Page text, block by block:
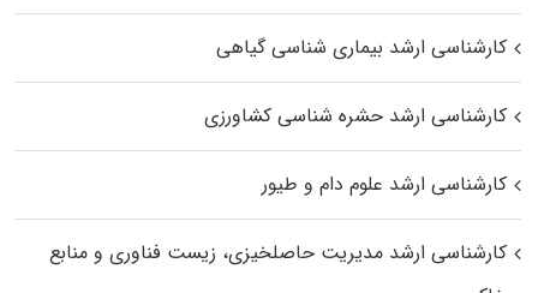
کارشناسی ارشد بیماری‌ شناسی گیاهی
کارشناسی ارشد حشره‌ شناسی کشاورزی
کارشناسی ارشد علوم دام و طیور
کارشناسی ارشد مدیریت حاصلخیزی، زیست فناوری و منابع